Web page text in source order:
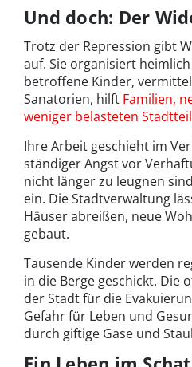
Und doch: Der
Trotz der Repression gibt
auf. Sie organisiert
betroffene Kinder,
Sanatorien, hilft Familien,
weniger belasteten
Ihre Arbeit geschieht im
ständiger Angst vor
nicht länger zu leugnen
ein. Die Stadtverwaltung
Häuser abreißen, neue
gebaut.
Tausende Kinder werden
in die Berge geschickt. Die
der Stadt für die
Gefahr für Leben und
durch giftige Gase und